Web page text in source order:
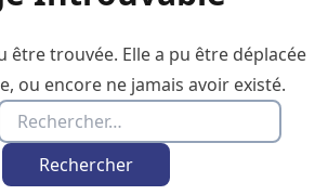
être trouvée. Elle a pu être déplacée
ou encore ne jamais avoir existé.